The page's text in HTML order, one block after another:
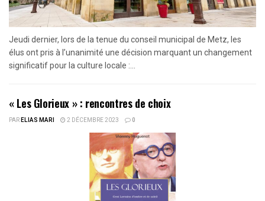
Jeudi dernier, lors de la tenue du conseil municipal de Metz, les
élus ont pris à l’unanimité une décision marquant un changement
significatif pour la culture locale :...
« Les Glorieux » : rencontres de choix
PARELIAS MARI 2 DÉCEMBRE 2023 0